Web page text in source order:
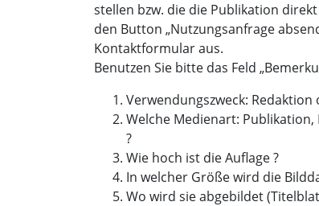
stellen bzw. die die Publikation
den Button „Nutzungsanfrage
Kontaktformular aus.
Benutzen Sie bitte das Feld
Verwendungszweck: Redaktion
Welche Medienart:
?
Wie hoch ist die Auflage ?
In welcher Größe wird die
Wo wird sie abgebildet